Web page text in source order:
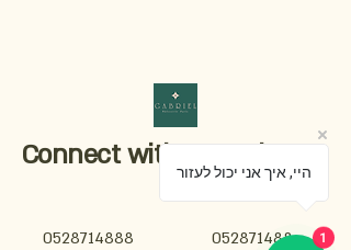
Connect with Us Today
0528714888
052871488
היי, איך אני יכול לעזור
1